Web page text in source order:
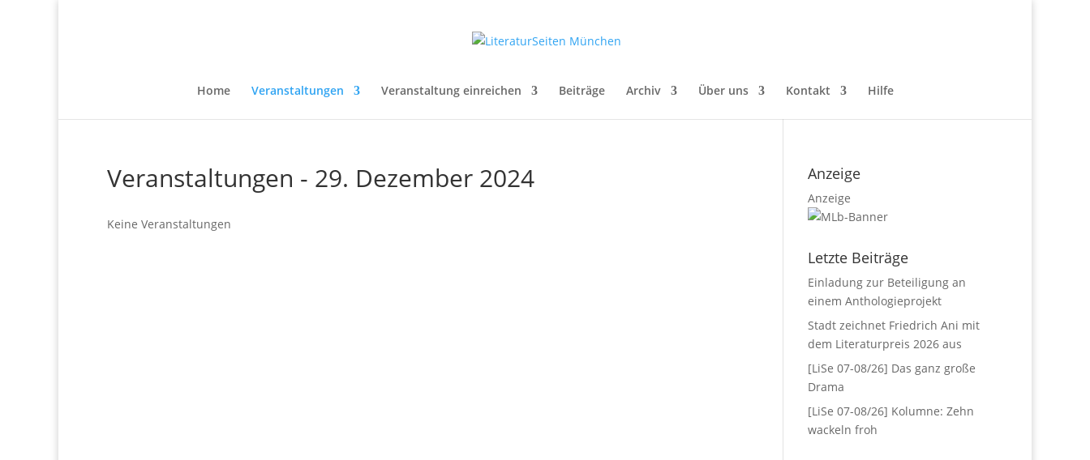
Home Veranstaltungen Veranstaltung einreichen Beiträge Archiv Über uns Kontakt Hilfe
Veranstaltungen - 29. Dezember 2024
Keine Veranstaltungen
Anzeige
Anzeige
Letzte Beiträge
Einladung zur Beteiligung an
einem Anthologieprojekt
Stadt zeichnet Friedrich Ani mit
dem Literaturpreis 2026 aus
[LiSe 07-08/26] Das ganz große
Drama
[LiSe 07-08/26] Kolumne: Zehn
wackeln froh